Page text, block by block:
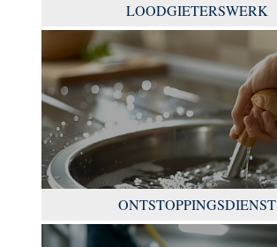
LOODGIETERSWERK
ONTSTOPPINGSDIENST